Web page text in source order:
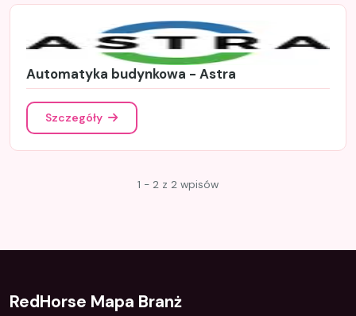
Automatyka budynkowa - Astra
Szczegóły
1 - 2 z 2 wpisów
RedHorse Mapa Branż